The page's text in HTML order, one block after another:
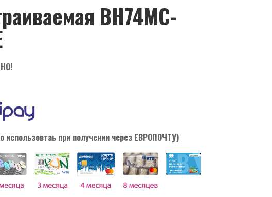
BH74MC-
использовтаь при получении через ЕВРОПОЧТУ)